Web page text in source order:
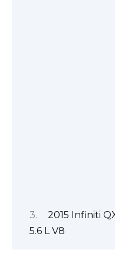
2015 Infiniti
5.6 L V8